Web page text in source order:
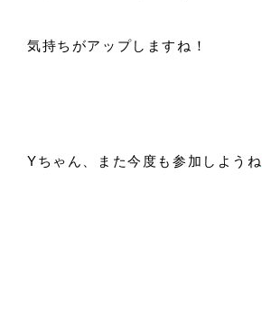
気持ちがアップしますね！
Yちゃん、また今度も参加しようね